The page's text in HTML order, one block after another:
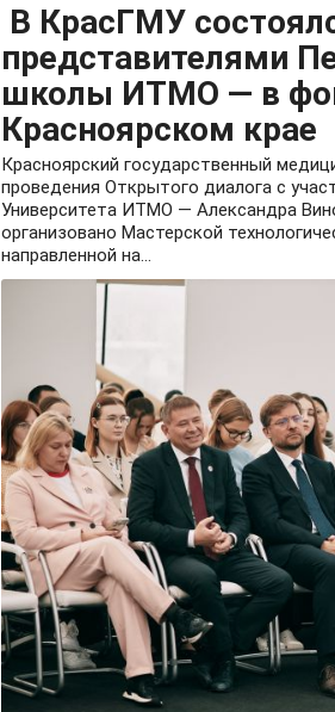
В КрасГМУ
представителями
школы ИТМО — в
Красноярском крае
Красноярский государственный
проведения Открытого диалога с
Университета ИТМО — Александра
организовано Мастерской
направленной на...